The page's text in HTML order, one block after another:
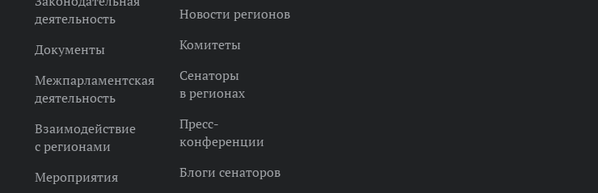
деятельность
Документы
Межпарламентская
деятельность
Взаимодействие
с регионами
Мероприятия
Новости регионов
Комитеты
Сенаторы
в регионах
Пресс-
конференции
Блоги сенаторов